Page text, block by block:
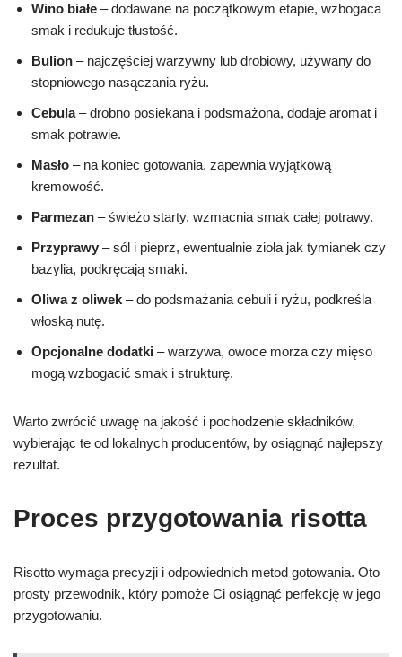
Wino białe – dodawane na początkowym etapie, wzbogaca
smak i redukuje tłustość.
Bulion – najczęściej warzywny lub drobiowy, używany do
stopniowego nasączania ryżu.
Cebula– drobno posiekana i podsmażona, dodaje aromat i
smak potrawie.
Masło – na koniec gotowania, zapewnia wyjątkową
kremowość.
Parmezan – świeżo starty, wzmacnia smak całej potrawy.
Przyprawy – sól i pieprz, ewentualnie zioła jak tymianek czy
bazylia, podkręcają smaki.
Oliwa z oliwek – do podsmażania cebuli i ryżu, podkreśla
włoską nutę.
Opcjonalne dodatki – warzywa, owoce morza czy mięso
mogą wzbogacić smak i strukturę.
Warto zwrócić uwagę na jakość i pochodzenie składników,
wybierając te od lokalnych producentów, by osiągnąć najlepszy
rezultat.
Proces przygotowania risotta
Risotto wymaga precyzji i odpowiednich metod gotowania. Oto
prosty przewodnik, który pomoże Ci osiągnąć perfekcję w jego
przygotowaniu.